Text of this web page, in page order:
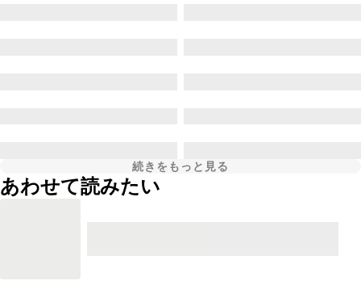
続きをもっと見る
あわせて読みたい